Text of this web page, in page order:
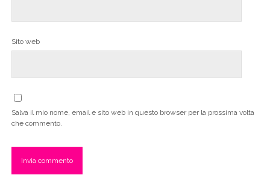
Sito web
Salva il mio nome, email e sito web in questo browser per la prossima volta
che commento.